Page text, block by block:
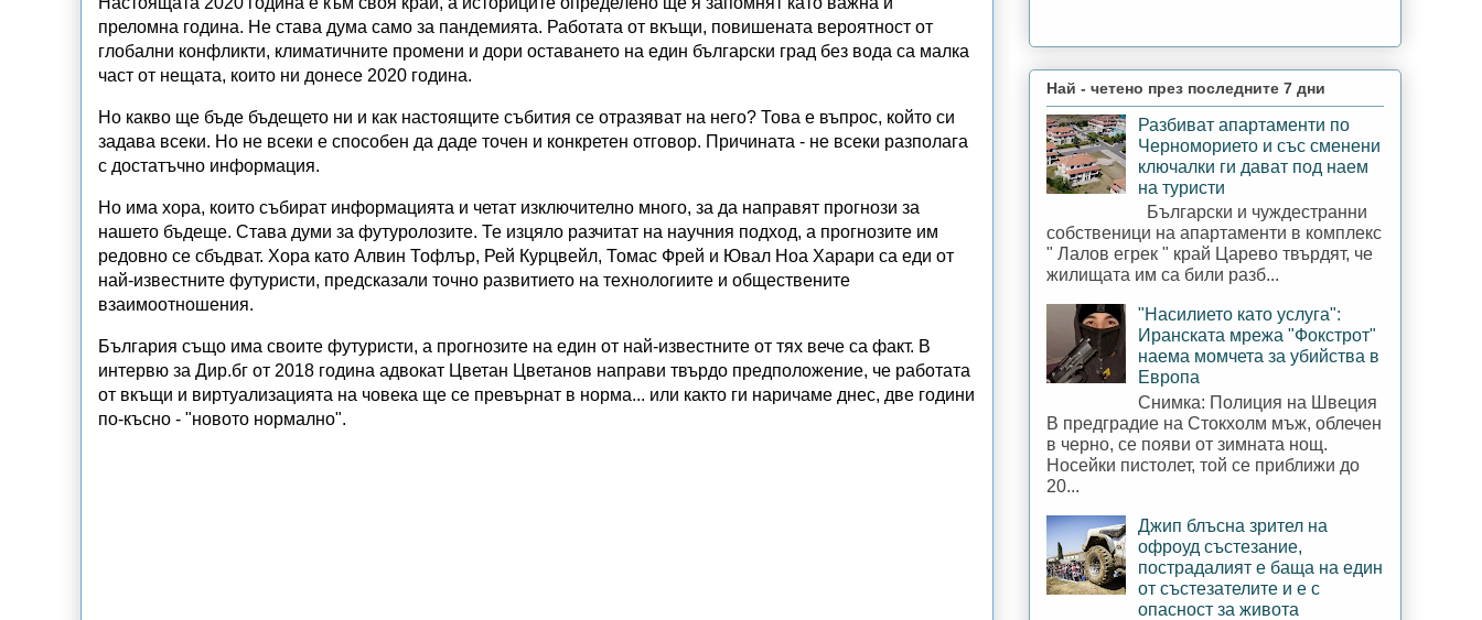
преломна година. Не става дума само за пандемията. Работата от вкъщи, повишената вероятност от
глобални конфликти, климатичните промени и дори оставането на един български град без вода са малка
част от нещата, които ни донесе 2020 година.
Но какво ще бъде бъдещето ни и как настоящите събития се отразяват на него? Това е въпрос, който си
задава всеки. Но не всеки е способен да даде точен и конкретен отговор. Причината - не всеки разполага
с достатъчно информация.
Но има хора, които събират информацията и четат изключително много, за да направят прогнози за
нашето бъдеще. Става думи за футуролозите. Те изцяло разчитат на научния подход, а прогнозите им
редовно се сбъдват. Хора като Алвин Тофлър, Рей Курцвейл, Томас Фрей и Ювал Ноа Харари са еди от
най-известните футуристи, предсказали точно развитието на технологиите и обществените
взаимоотношения.
България също има своите футуристи, а прогнозите на един от най-известните от тях вече са факт. В
интервю за Дир.бг от 2018 година адвокат Цветан Цветанов направи твърдо предположение, че работата
от вкъщи и виртуализацията на човека ще се превърнат в норма... или както ги наричаме днес, две години
по-късно - "новото нормално".
Най - четено през последните 7 дни
Разбиват апартаменти по
Черноморието и със сменени
ключалки ги дават под наем
на туристи
Български и чуждестранни
собственици на апартаменти в комплекс
" Лалов егрек " край Царево твърдят, че
жилищата им са били разб...
"Насилието като услуга":
Иранската мрежа "Фокстрот"
наема момчета за убийства в
Европа
Снимка: Полиция на Швеция
В предградие на Стокхолм мъж, облечен
в черно, се появи от зимната нощ.
Носейки пистолет, той се приближи до
20...
Джип блъсна зрител на
офроуд състезание,
пострадалият е баща на един
от състезателите и е с
опасност за живота